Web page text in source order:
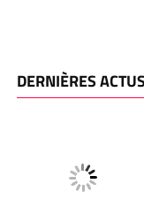
DERNIÈRES